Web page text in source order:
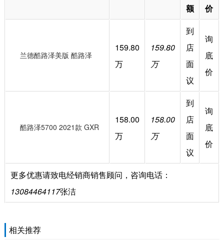
额
价
兰德酷路泽美版 酷路泽
159.80
万
159.80
万
到
店
面
议
询
底
价
酷路泽5700 2021款 GXR
158.00
万
158.00
万
到
店
面
议
询
底
价
更多优惠请致电经销商销售顾问，咨询电话：
13084464117张洁
相关推荐